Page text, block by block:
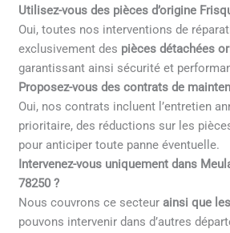
Utilisez-vous des pièces d’origine
Oui, toutes nos interventions de
exclusivement des pièces détachées
garantissant ainsi sécurité et
Proposez-vous des contrats de
Oui, nos contrats incluent l’entretien
prioritaire, des réductions sur les
pour anticiper toute panne éventuelle.
Intervenez-vous uniquement dans
78250 ?
Nous couvrons ce secteur ainsi que
pouvons intervenir dans d’autres